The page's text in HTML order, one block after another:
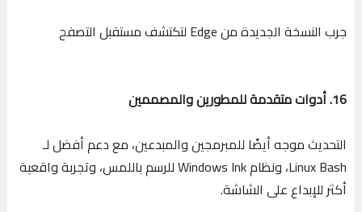
جرب النسخة الجديدة من Edge لتكتشف مستقبل التصفح
16. أدوات متقدمة للمطورين والمصممين
التحديث موجه أيضًا للمبرمجين والمبدعين، مع دعم أفضل لـ
Linux Bash، ونظام Windows Ink للرسم باللمس، وتجربة واقعية
أكثر للإبداع على الشاشة.